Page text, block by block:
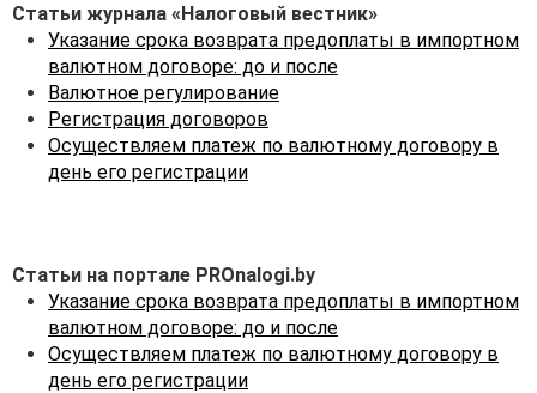
отдельные
дополнительные
соглашения с указанием
условий поставки
и оплаты партии товара.
Разберемся, необходимо
изменение в уже
зарегистрированный на
портале Национального
банка экспортный
Статьи журнала «Налоговый вестник»
Указание срока возврата предоплаты в импортном
валютном договоре: до и после
Валютное регулирование
Регистрация договоров
Осуществляем платеж по валютному договору в
день его регистрации
Статьи на портале PROnalogi.by
Указание срока возврата предоплаты в импортном
валютном договоре: до и после
Осуществляем платеж по валютному договору в
день его регистрации